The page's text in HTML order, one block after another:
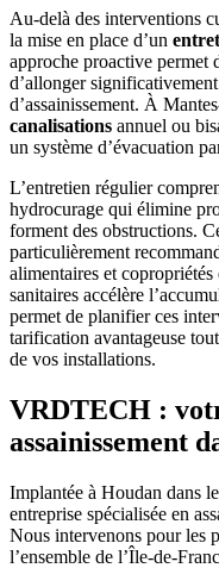
Au-delà des interventions
la mise en place d’un
approche proactive permet
d’allonger
d’assainissement. À
canalisations annuel ou
un système d’évacuation
L’entretien régulier
hydrocurage qui élimine
forment des obstructions.
particulièrement
alimentaires et
sanitaires accélère
permet de planifier ces
tarification avantageuse
de vos installations.
VRDTECH :
assainissement
Implantée à Houdan dans
entreprise spécialisée en
Nous intervenons pour les
l’ensemble de l’Île-de-